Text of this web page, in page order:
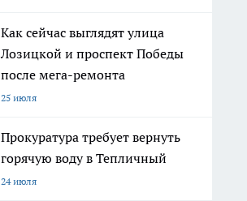
Как сейчас выглядят улица
Лозицкой и проспект Победы
после мега-ремонта
25 июля
Прокуратура требует вернуть
горячую воду в Тепличный
24 июля